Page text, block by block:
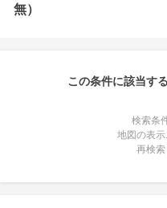
無）
この条件に該当す
検索条
地図の表
再検